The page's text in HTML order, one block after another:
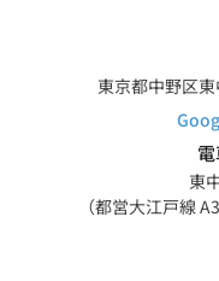
東京都中野区
東
（都営大江戸線